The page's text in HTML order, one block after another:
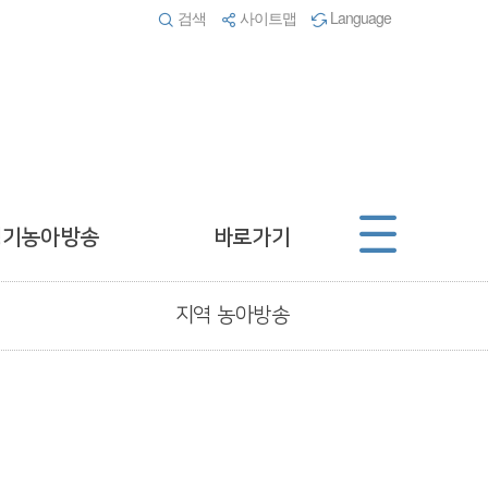
검색 사이트맵 Language
농아방송 바로가기
지역 농아방송